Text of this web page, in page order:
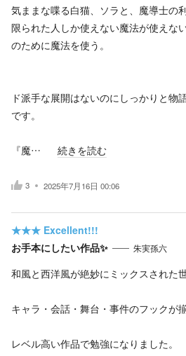
気ままな喋る白猫、ソラと、魔導士の利
限られた人しか使えない魔法が使えな
のために魔法を使う。
ド派手な展開はないのにしっかりと物
です。
『魔… 続きを読む
3 2025年7月16日 00:06
★★★ Excellent!!!
お手本にしたい作品✨
朱実孫六
和風と西洋風が絶妙にミックスされた
キャラ・会話・舞台・事件のフックが
レベル高い作品で勉強になりました。